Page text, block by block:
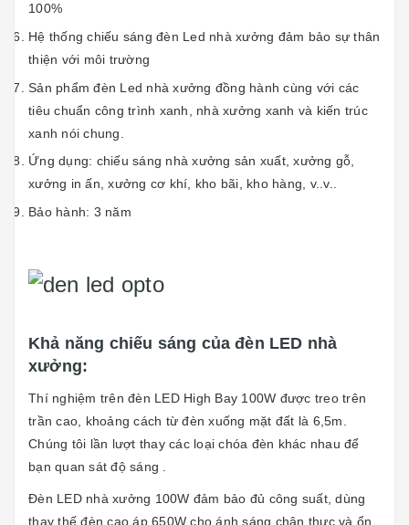
100%
Hệ thống chiếu sáng đèn Led nhà xưởng đảm bảo sự thân
thiện với môi trường
Sản phẩm đèn Led nhà xưởng đồng hành cùng với các
tiêu chuẩn công trình xanh, nhà xưởng xanh và kiến trúc
xanh nói chung.
Ứng dụng: chiếu sáng nhà xưởng sản xuất, xưởng gỗ,
xưởng in ấn, xưởng cơ khí, kho bãi, kho hàng, v..v..
Bảo hành: 3 năm
Khả năng chiếu sáng của đèn LED nhà
xưởng:
Thí nghiệm trên đèn LED High Bay 100W được treo trên
trần cao, khoảng cách từ đèn xuống mặt đất là 6,5m.
Chúng tôi lần lượt thay các loại chóa đèn khác nhau để
bạn quan sát độ sáng .
Đèn LED nhà xưởng 100W đảm bảo đủ công suất, dùng
thay thế đèn cao áp 650W cho ánh sáng chân thực và ổn